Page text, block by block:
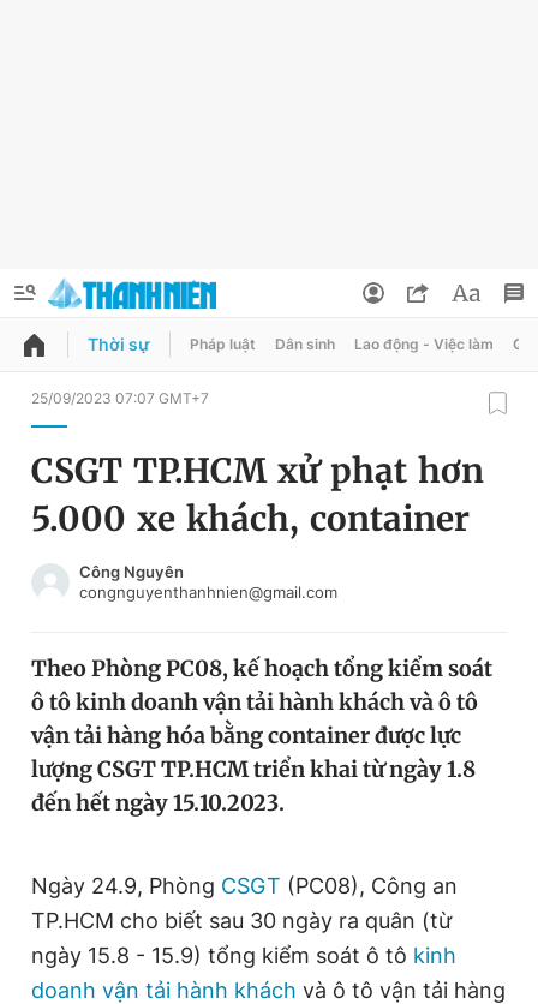
QUẢNG CÁO
Chuyên mục
Chuyên mục khác
Tin thị trường Tin 360
Video Magazine
Tiện ích Bạn cần biết
Thông tin tòa soạn Liên hệ quảng cáo
Đổi mật khẩu
Tin đã lưu
Tin đã xem
Đăng xuất
Thời sự Pháp luật Dân sinh Lao động - Việc làm
25/09/2023 07:07 GMT+7
CSGT TP.HCM xử phạt hơn
5.000 xe khách, container
Công Nguyên
congnguyenthanhnien@gmail.com
Theo Phòng PC08, kế hoạch tổng kiểm soát
ô tô kinh doanh vận tải hành khách và ô tô
vận tải hàng hóa bằng container được lực
lượng CSGT TP.HCM triển khai từ ngày 1.8
đến hết ngày 15.10.2023.
Ngày 24.9, Phòng CSGT (PC08), Công an
TP.HCM cho biết sau 30 ngày ra quân (từ
ngày 15.8 - 15.9) tổng kiểm soát ô tô kinh
doanh vận tải hành khách và ô tô vận tải hàng